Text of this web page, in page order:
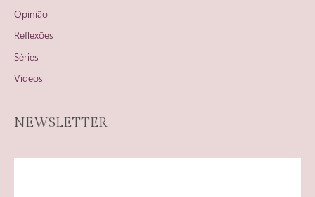
Opinião
Reflexões
Séries
Videos
NEWSLETTER